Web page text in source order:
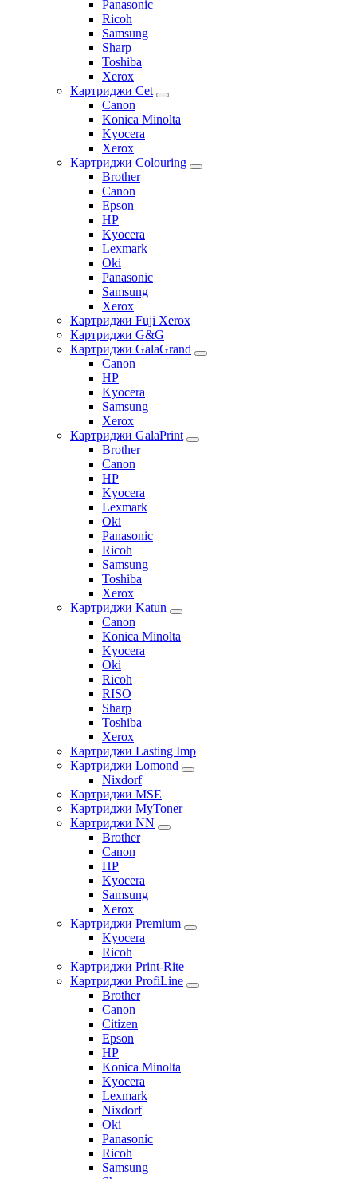
Panasonic
Ricoh
Samsung
Sharp
Toshiba
Xerox
Картриджи Cet
Canon
Konica Minolta
Kyocera
Xerox
Картриджи Colouring
Brother
Canon
Epson
HP
Kyocera
Lexmark
Oki
Panasonic
Samsung
Xerox
Картриджи Fuji Xerox
Картриджи G&G
Картриджи GalaGrand
Canon
HP
Kyocera
Samsung
Xerox
Картриджи GalaPrint
Brother
Canon
HP
Kyocera
Lexmark
Oki
Panasonic
Ricoh
Samsung
Toshiba
Xerox
Картриджи Katun
Canon
Konica Minolta
Kyocera
Oki
Ricoh
RISO
Sharp
Toshiba
Xerox
Картриджи Lasting Imp
Картриджи Lomond
Nixdorf
Картриджи MSE
Картриджи MyToner
Картриджи NN
Brother
Canon
HP
Kyocera
Samsung
Xerox
Картриджи Premium
Kyocera
Ricoh
Картриджи Print-Rite
Картриджи ProfiLine
Brother
Canon
Citizen
Epson
HP
Konica Minolta
Kyocera
Lexmark
Nixdorf
Oki
Panasonic
Ricoh
Samsung